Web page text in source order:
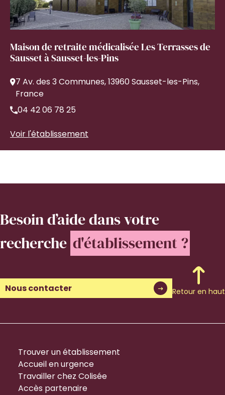
Maison de retraite médicalisée Les Terrasses de
Sausset à Sausset-les-Pins
7 Av. des 3 Communes, 13960 Sausset-les-Pins,
France
04 42 06 78 25
Voir l'établissement
Besoin d’aidedans votre
recherche d'établissement ?
Nous contacter Retour en haut
Trouver un établissement
Accueil en urgence
Travailler chez Colisée
Accès partenaire